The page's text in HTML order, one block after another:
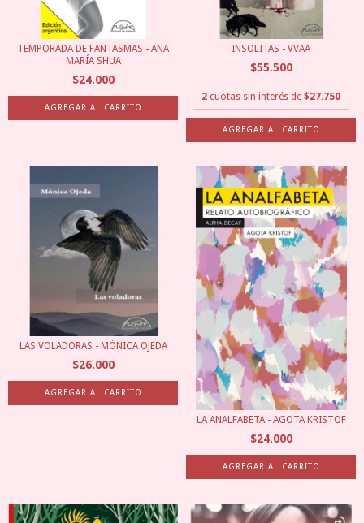
TEMPORADA DE FANTASMAS - ANA
MARÍA SHUA
$24.000
INSOLITAS - VVAA
$55.500
2 cuotas sin interés de $27.750
LAS VOLADORAS - MÓNICA OJEDA
$26.000
LA ANALFABETA - AGOTA KRISTOF
$24.000